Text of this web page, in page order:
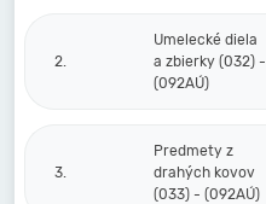
2.
Umelecké diela
a zbierky (032) -
(092AÚ)
3.
Predmety z
drahých kovov
(033) - (092AÚ)